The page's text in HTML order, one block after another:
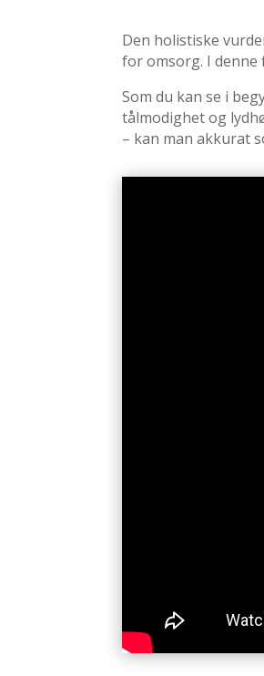
Den holistiske
for omsorg. I denne
Som du kan se i
tålmodighet og
– kan man akkurat